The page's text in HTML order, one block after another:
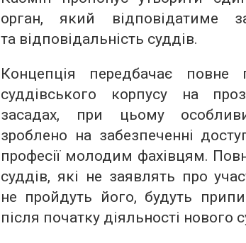
орган, який відповідатиме
та відповідальність суддів.
Концепція передбачає повне
суддівського корпусу на
засадах, при цьому
зроблено на забезпеченні
професії молодим фахівцям.
суддів, які не заявлять про
не пройдуть його, будуть
після початку діяльності нового